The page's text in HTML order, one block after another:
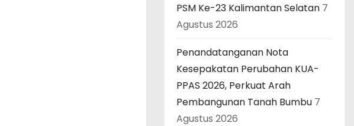
PSM Ke-23 Kalimantan Selatan 7
Agustus 2026
Penandatanganan Nota
Kesepakatan Perubahan KUA-
PPAS 2026, Perkuat Arah
Pembangunan Tanah Bumbu 7
Agustus 2026